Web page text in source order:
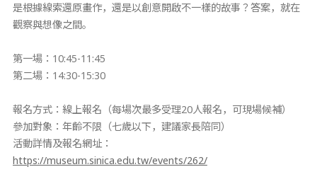
是根據線索還原畫作，還是以創意開啟不一樣的故事？答案，就在
觀察與想像之間。
第一場：10:45-11:45
第二場：14:30-15:30
報名方式：線上報名（每場次最多受理20人報名，可現場候補）
參加對象：年齡不限（七歲以下，建議家長陪同）
活動詳情及報名網址：
https://museum.sinica.edu.tw/events/262/